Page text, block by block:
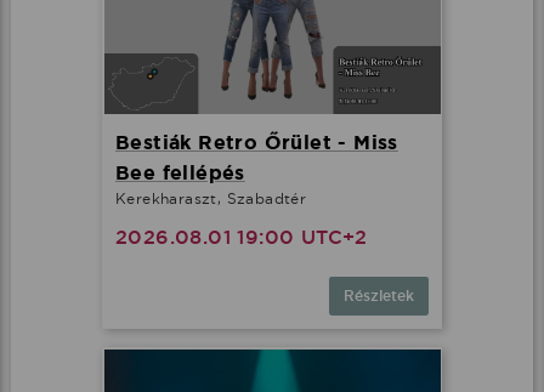
Bestiák Retro Őrület - Miss
Bee fellépés
Kerekharaszt, Szabadtér
2026.08.01 19:00 UTC+2
Részletek